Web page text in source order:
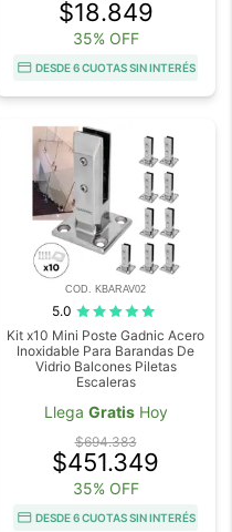
$18.849
35% OFF
DESDE 6 CUOTAS SIN INTERÉS
COD. KBARAV02
5.0
Kit x10 Mini Poste Gadnic Acero
Inoxidable Para Barandas De
Vidrio Balcones Piletas
Escaleras
Llega GratisHoy
$694.383
$451.349
35% OFF
DESDE 6 CUOTAS SIN INTERÉS